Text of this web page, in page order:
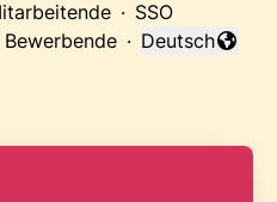
· SSO
·
Sprache
Deutsch